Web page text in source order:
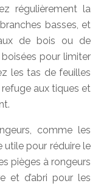
régulièrement la
basses, et
de bois ou de
pour limiter
les tas de feuilles
aux tiques et
comme les
utile pour réduire le
pièges à rongeurs
et d’abri pour les